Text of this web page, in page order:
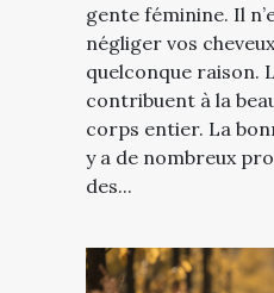
gente féminine. Il
négliger vos
quelconque raison.
contribuent à la
corps entier. La
y a de nombreux
des...